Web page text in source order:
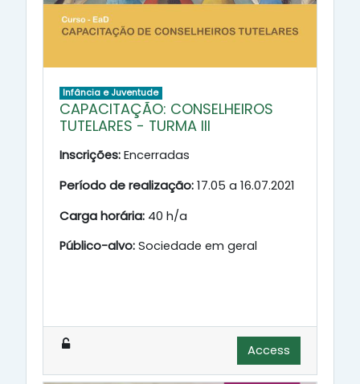
Infância e Juventude
CAPACITAÇÃO: CONSELHEIROS
TUTELARES - TURMA III
Inscrições: Encerradas
Período de realização:17.05 a 16.07.2021
Carga horária: 40 h/a
Público-alvo: Sociedade em geral
Access